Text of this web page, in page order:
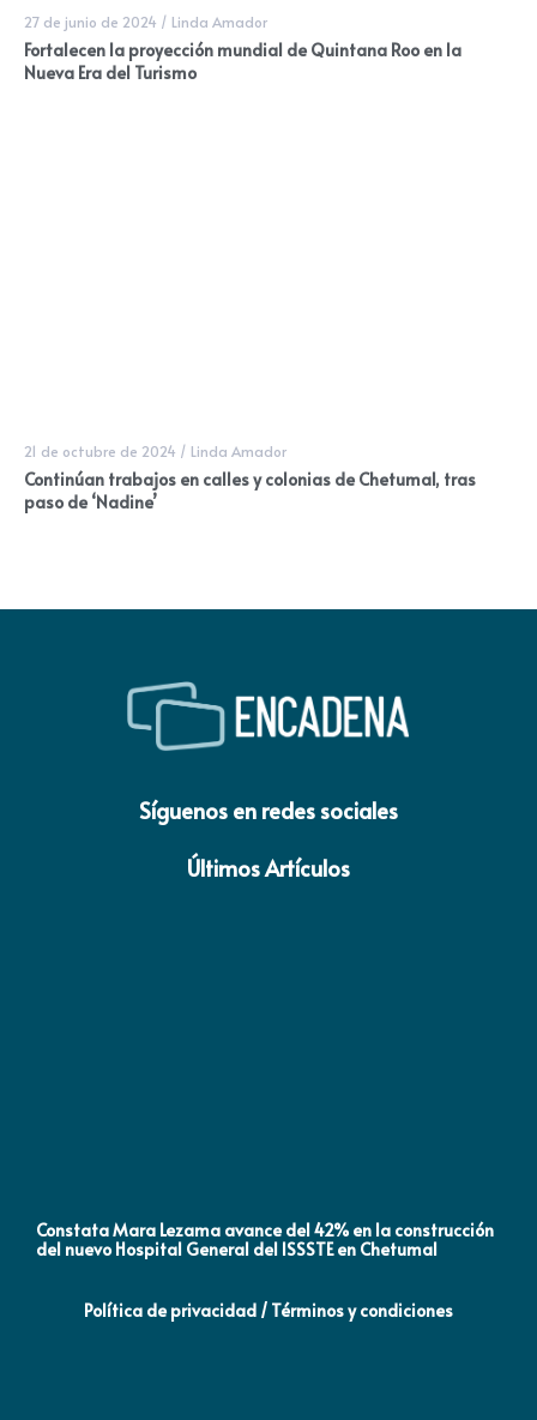
27 de junio de 2024 / Linda Amador
Fortalecen la proyección mundial de Quintana Roo en la
Nueva Era del Turismo
21 de octubre de 2024 / Linda Amador
Continúan trabajos en calles y colonias de Chetumal, tras
paso de ‘Nadine’
Síguenos en redes sociales
Últimos Artículos
Constata Mara Lezama avance del 42% en la construcción
del nuevo Hospital General del ISSSTE en Chetumal
Política de privacidad / Términos y condiciones